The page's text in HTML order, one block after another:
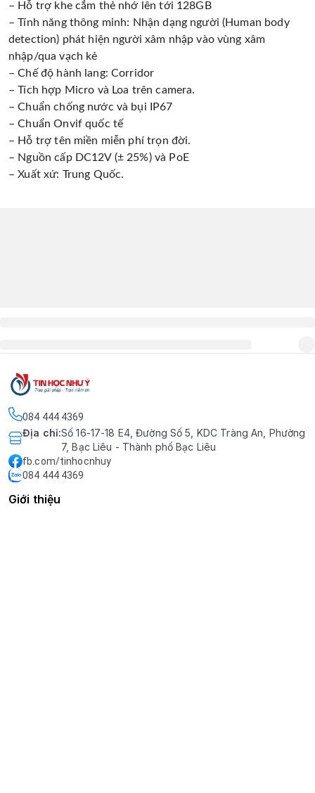
– Hỗ trợ khe cắm thẻ nhớ lên tới 128GB
– Tính năng thông minh: Nhận dạng người (Human body
detection) phát hiện người xâm nhập vào vùng xâm
nhập/qua vạch kẻ
– Chế độ hành lang: Corridor
– Tích hợp Micro và Loa trên camera.
– Chuẩn chống nước và bụi IP67
– Chuẩn Onvif quốc tế
– Hỗ trợ tên miền miễn phí trọn đời.
– Nguồn cấp DC12V (± 25%) và PoE
– Xuất xứ: Trung Quốc.
084 444 4369
Địa chỉ:Số 16-17-18 E4, Đường Số 5, KDC Tràng An, Phường
7, Bạc Liêu - Thành phố Bạc Liêu
fb.com/tinhocnhuy
084 444 4369
Giới thiệu